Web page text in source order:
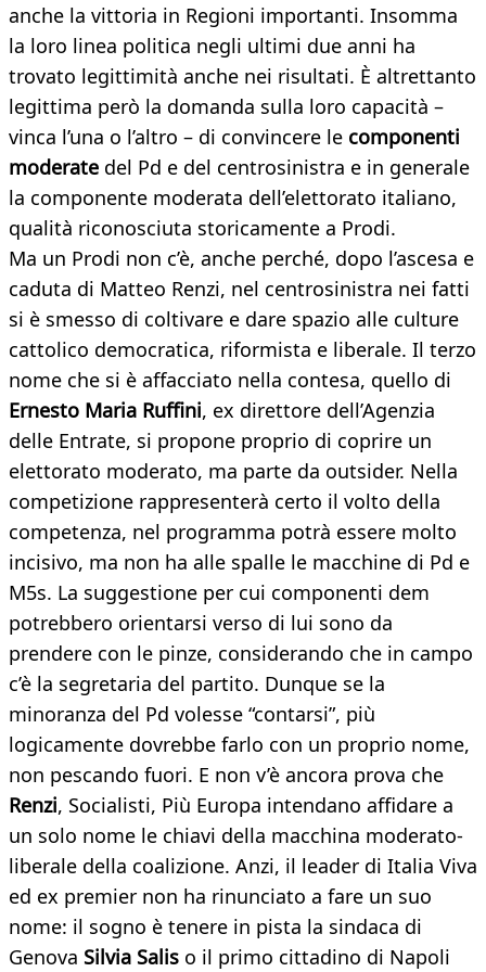
anche la vittoria in Regioni importanti. Insomma
la loro linea politica negli ultimi due anni ha
trovato legittimità anche nei risultati. È altrettanto
legittima però la domanda sulla loro capacità –
vinca l’una o l’altro – di convincere le componenti
moderate del Pd e del centrosinistra e in generale
la componente moderata dell’elettorato italiano,
qualità riconosciuta storicamente a Prodi.
Ma un Prodi non c’è, anche perché, dopo l’ascesa e
caduta di Matteo Renzi, nel centrosinistra nei fatti
si è smesso di coltivare e dare spazio alle culture
cattolico democratica, riformista e liberale. Il terzo
nome che si è affacciato nella contesa, quello di
Ernesto Maria Ruffini, ex direttore dell’Agenzia
delle Entrate, si propone proprio di coprire un
elettorato moderato, ma parte da outsider. Nella
competizione rappresenterà certo il volto della
competenza, nel programma potrà essere molto
incisivo, ma non ha alle spalle le macchine di Pd e
M5s. La suggestione per cui componenti dem
potrebbero orientarsi verso di lui sono da
prendere con le pinze, considerando che in campo
c’è la segretaria del partito. Dunque se la
minoranza del Pd volesse “contarsi”, più
logicamente dovrebbe farlo con un proprio nome,
non pescando fuori. E non v’è ancora prova che
Renzi, Socialisti, Più Europa intendano affidare a
un solo nome le chiavi della macchina moderato-
liberale della coalizione. Anzi, il leader di Italia Viva
ed ex premier non ha rinunciato a fare un suo
nome: il sogno è tenere in pista la sindaca di
Genova Silvia Salis o il primo cittadino di Napoli